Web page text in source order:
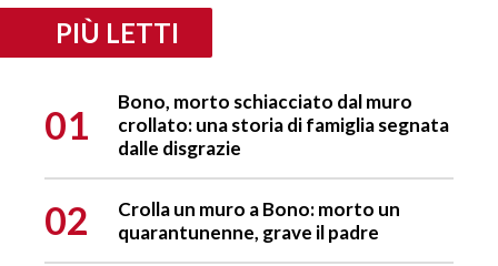
PIÙ LETTI
01
Bono, morto schiacciato dal muro
crollato: una storia di famiglia segnata
dalle disgrazie
02
Crolla un muro a Bono: morto un
quarantunenne, grave il padre